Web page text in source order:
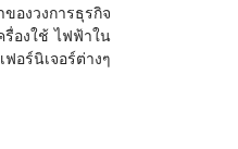
องวงการธุรกิจ
องใช้ ไฟฟ้าใน
อร์นิเจอร์ต่างๆ